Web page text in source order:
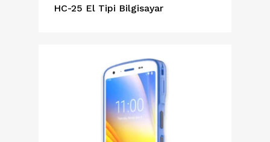
HC-25 El Tipi Bilgisayar